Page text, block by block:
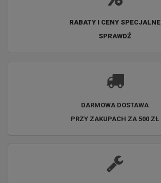
RABATY I CENY SPECJALNE
SPRAWDŹ
DARMOWA DOSTAWA
PRZY ZAKUPACH ZA 500 ZŁ